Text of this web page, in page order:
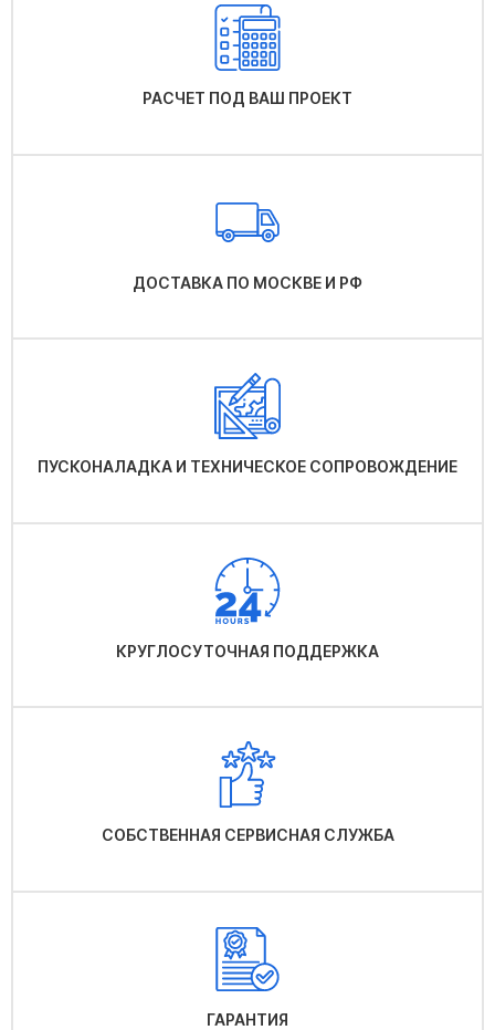
РАСЧЕТ ПОД ВАШ ПРОЕКТ
ДОСТАВКА ПО МОСКВЕ И РФ
ПУСКОНАЛАДКА И ТЕХНИЧЕСКОЕ СОПРОВОЖДЕНИЕ
КРУГЛОСУТОЧНАЯ ПОДДЕРЖКА
СОБСТВЕННАЯ СЕРВИСНАЯ СЛУЖБА
ГАРАНТИЯ